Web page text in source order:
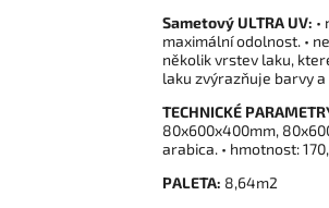
Sametový ULTRA UV: •
maximální odolnost. •
několik vrstev laku,
laku zvýrazňuje barvy
TECHNICKÉ
80x600x400mm,
arabica. • hmotnost:
PALETA: 8,64m2